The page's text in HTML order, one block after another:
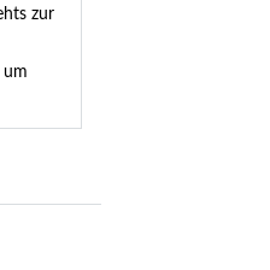
zur
um